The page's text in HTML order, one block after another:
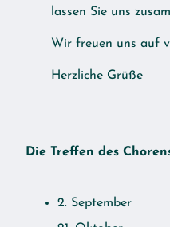
lassen Sie uns
Wir freuen uns auf
Herzliche Grüße
Die Treffen des
2. September